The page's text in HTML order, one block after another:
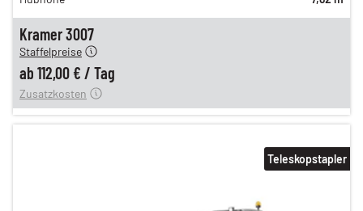
Kramer 3007
Staffelpreise
ab 112,00 € / Tag
12,00 €
Zusatzkosten
Teleskopstapler